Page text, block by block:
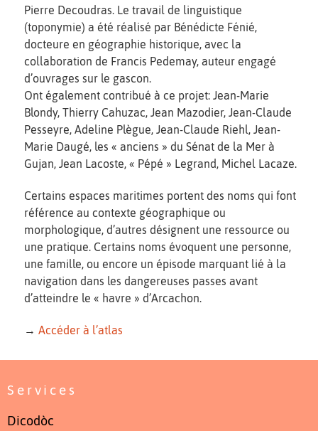
Pierre Decoudras. Le travail de linguistique
(toponymie) a été réalisé par Bénédicte Fénié,
docteure en géographie historique, avec la
collaboration de Francis Pedemay, auteur engagé
d’ouvrages sur le gascon.
Ont également contribué à ce projet: Jean-Marie
Blondy, Thierry Cahuzac, Jean Mazodier, Jean-Claude
Pesseyre, Adeline Plègue, Jean-Claude Riehl, Jean-
Marie Daugé, les « anciens » du Sénat de la Mer à
Gujan, Jean Lacoste, « Pépé » Legrand, Michel Lacaze.
Certains espaces maritimes portent des noms qui font
référence au contexte géographique ou
morphologique, d’autres désignent une ressource ou
une pratique. Certains noms évoquent une personne,
une famille, ou encore un épisode marquant lié à la
navigation dans les dangereuses passes avant
d’atteindre le « havre » d’Arcachon.
→ Accéder à l’atlas
Services
Dicodòc